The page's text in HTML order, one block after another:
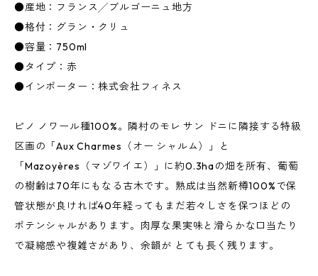
●産地：フランス╱ブルゴーニュ地方
●格付：グラン・クリュ
●容量：750ml
●タイプ：赤
●インポーター：株式会社フィネス
ピノ ノワール種100%。隣村のモレ サン ドニに隣接する特級
区画の「Aux Charmes（オー シャルム）」と
「Mazoyères（マゾワイエ）」に約0.3haの畑を所有、葡萄
の樹齢は70年にもなる古木です。熟成は当然新樽100%で保
管状態が良ければ40年経ってもまだ若々しさを保つほどの
ポテンシャルがあります。肉厚な果実味と滑らかな口当たり
で凝縮感や複雑さがあり、余韻が とても長く残ります。